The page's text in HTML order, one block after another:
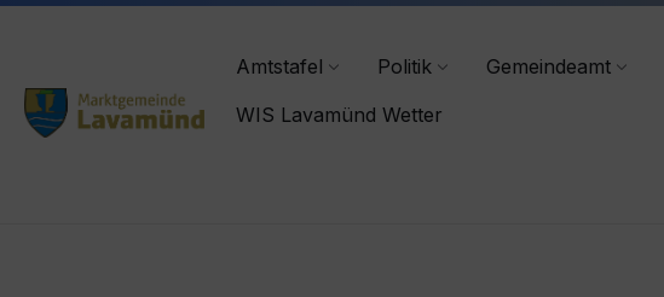
Skip
Skip
Skip
Amtstafel Politik Gemeindeamt
WIS Lavamünd Wetter